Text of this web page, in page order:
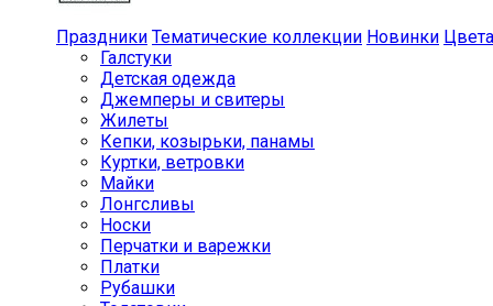
Праздники Тематические коллекции Новинки Цвета
Галстуки
Детская одежда
Джемперы и свитеры
Жилеты
Кепки, козырьки, панамы
Куртки, ветровки
Майки
Лонгсливы
Носки
Перчатки и варежки
Платки
Рубашки